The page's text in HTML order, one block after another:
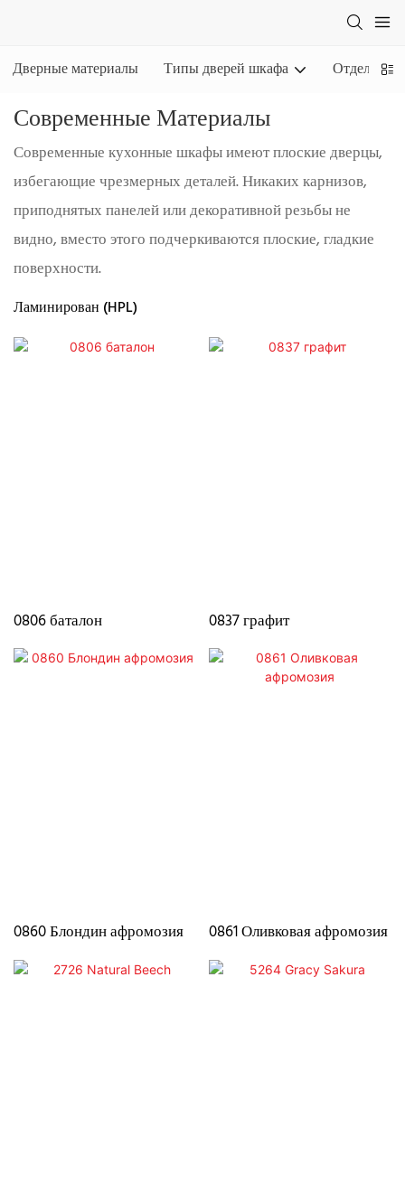
Дверные материалы Типы дверей шкафа Отделки
Современные Материалы
Современные кухонные шкафы имеют плоские дверцы,
избегающие чрезмерных деталей. Никаких карнизов,
приподнятых панелей или декоративной резьбы не
видно, вместо этого подчеркиваются плоские, гладкие
поверхности.
Ламинирован (HPL)
0806 баталон 0837 графит
0860 Блондин афромозия 0861 Оливковая афромозия